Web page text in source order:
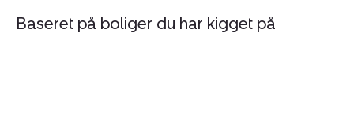
Baseret på boliger du har kigget på